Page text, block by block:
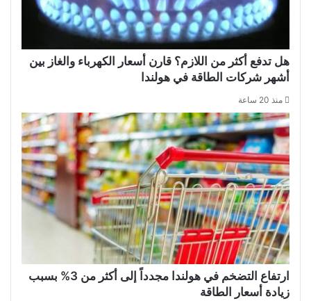
هل تدفع أكثر من اللازم؟ قارن أسعار الكهرباء والغاز بين
أشهر شركات الطاقة في هولندا
منذ 20 ساعة
ارتفاع التضخم في هولندا مجدداً إلى أكثر من 3% بسبب
زيادة أسعار الطاقة